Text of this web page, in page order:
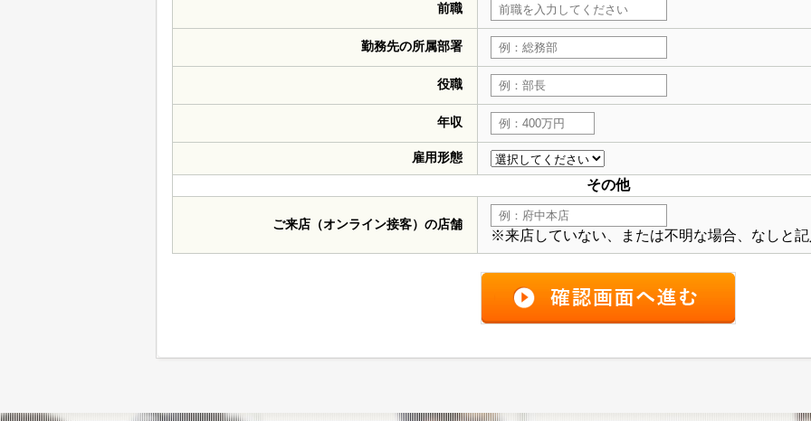
前職
勤務先の所属部署
役職
年収
雇用形態
その他
ご来店（オンライン接客）の店舗
※来店していない、または不明な場合、なしと